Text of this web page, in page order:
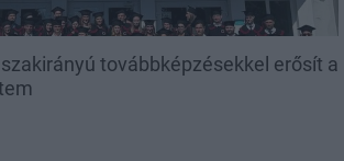
továbbképzésekkel erősít a